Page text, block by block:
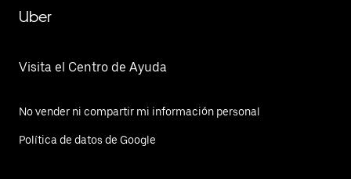
Uber
Visita el Centro de Ayuda
No vender ni compartir mi información personal
Política de datos de Google